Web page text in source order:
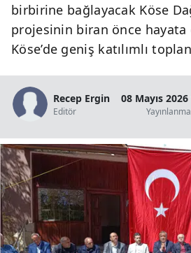
birbirine bağlayacak Köse
projesinin biran önce
Köse’de geniş katılımlı
Recep Ergin
Editör
08 Mayıs
Yayınlanma